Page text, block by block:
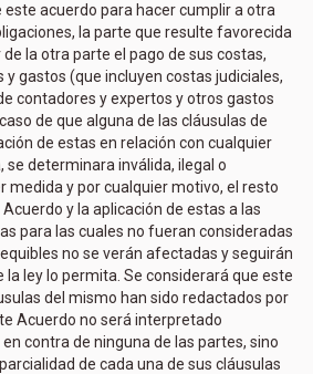
este acuerdo para hacer cumplir a otra
la parte que resulte favorecida
la otra parte el pago de sus costas,
y gastos (que incluyen costas judiciales,
contadores y expertos y otros gastos
de que alguna de las cláusulas de
de estas en relación con cualquier
se determinara inválida, ilegal o
medida y por cualquier motivo, el resto
y la aplicación de estas a las
para las cuales no fueran consideradas
no se verán afectadas y seguirán
la ley lo permita. Se considerará que este
del mismo han sido redactados por
Acuerdo no será interpretado
contra de ninguna de las partes, sino
de cada una de sus cláusulas